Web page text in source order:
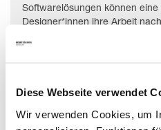
Diese Webseite verwendet
Wir verwenden Cookies, um
Softwarelösungen können
Designer*innen ihre Arbeit